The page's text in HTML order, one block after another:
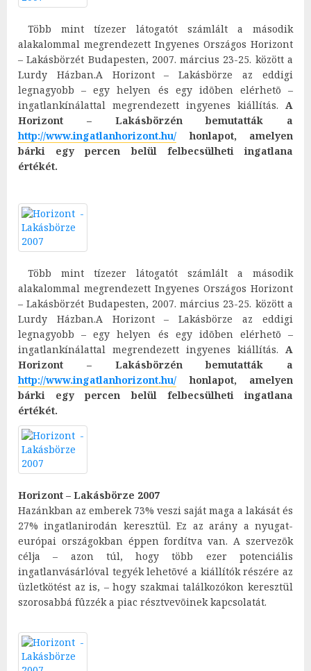
Több mint tízezer látogatót számlált a második
alakalommal megrendezett Ingyenes Országos Horizont
– Lakásbörzét Budapesten, 2007. március 23-25. között a
Lurdy Házban.A Horizont – Lakásbörze az eddigi
legnagyobb – egy helyen és egy idõben elérhetõ –
ingatlankínálattal megrendezett ingyenes kiállítás. A
Horizont – Lakásbörzén bemutatták a
http://www.ingatlanhorizont.hu/ honlapot, amelyen
bárki egy percen belül felbecsülheti ingatlana
értékét.
Több mint tízezer látogatót számlált a második
alakalommal megrendezett Ingyenes Országos Horizont
– Lakásbörzét Budapesten, 2007. március 23-25. között a
Lurdy Házban.A Horizont – Lakásbörze az eddigi
legnagyobb – egy helyen és egy idõben elérhetõ –
ingatlankínálattal megrendezett ingyenes kiállítás. A
Horizont – Lakásbörzén bemutatták a
http://www.ingatlanhorizont.hu/ honlapot, amelyen
bárki egy percen belül felbecsülheti ingatlana
értékét.
Horizont – Lakásbörze 2007
Hazánkban az emberek 73% veszi saját maga a lakását és
27% ingatlanirodán keresztül. Ez az arány a nyugat-
európai országokban éppen fordítva van. A szervezõk
célja – azon túl, hogy több ezer potenciális
ingatlanvásárlóval tegyék lehetõvé a kiállítók részére az
üzletkötést az is, – hogy szakmai találkozókon keresztül
szorosabbá fûzzék a piac résztvevõinek kapcsolatát.